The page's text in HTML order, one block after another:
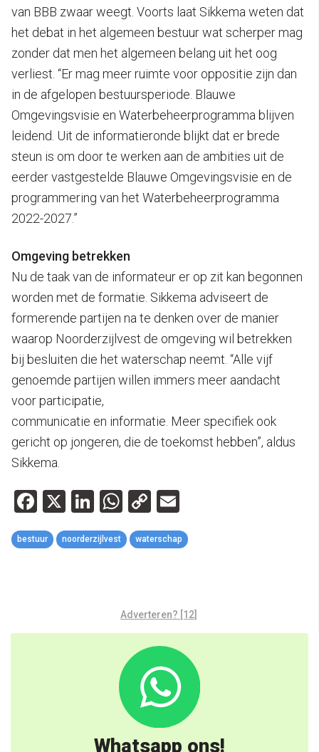
van BBB zwaar weegt. Voorts laat Sikkema weten dat
het debat in het algemeen bestuur wat scherper mag
zonder dat men het algemeen belang uit het oog
verliest. “Er mag meer ruimte voor oppositie zijn dan
in de afgelopen bestuursperiode. Blauwe
Omgevingsvisie en Waterbeheerprogramma blijven
leidend. Uit de informatieronde blijkt dat er brede
steun is om door te werken aan de ambities uit de
eerder vastgestelde Blauwe Omgevingsvisie en de
programmering van het Waterbeheerprogramma
2022-2027.”
Omgeving betrekken
Nu de taak van de informateur er op zit kan begonnen
worden met de formatie. Sikkema adviseert de
formerende partijen na te denken over de manier
waarop Noorderzijlvest de omgeving wil betrekken
bij besluiten die het waterschap neemt. “Alle vijf
genoemde partijen willen immers meer aandacht
voor participatie,
communicatie en informatie. Meer specifiek ook
gericht op jongeren, die de toekomst hebben”, aldus
Sikkema.
Facebook
X LinkedIn
WhatsApp
Copy
Link
bestuur noorderzijlvest waterschap
Adverteren? [12]
Whatsapp ons!